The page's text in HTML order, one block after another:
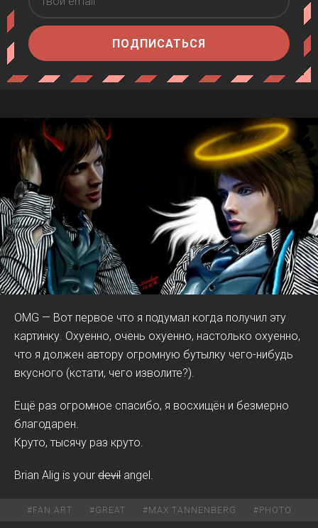
ПОДПИСАТЬСЯ
OMG — Вот первое что я подумал когда получил эту
картинку. Охуенно, очень охуенно, настолько охуенно,
что я должен автору огромную бутылку чего-нибудь
вкусного (кстати, чего изволите?).
Ещё раз огромное спасибо, я восхищён и безмерно
благодарен.
Круто, тысячу раз круто.
Brian Alig is your devil angel.
#FAN ART #GREAT #MAX TANNENBERG #PHOTO